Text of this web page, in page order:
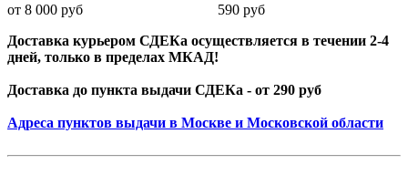
от 8 000 руб 590 руб
Доставка курьером СДЕКа осуществляется в течении 2-4
дней, только в пределах МКАД!
Доставка до пункта выдачи СДЕКа - от 290 руб
Адреса пунктов выдачи в Москве и Московской области